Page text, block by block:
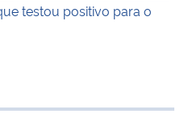
testou positivo para o